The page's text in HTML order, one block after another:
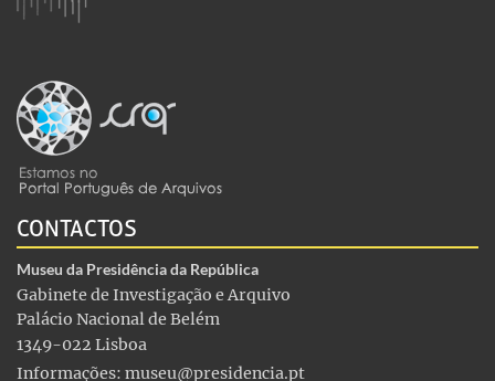
CONTACTOS
Museu da Presidência da República
Gabinete de Investigação e Arquivo
Palácio Nacional de Belém
1349-022 Lisboa
Informações: museu@presidencia.pt